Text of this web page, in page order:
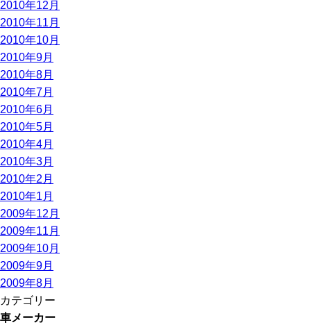
2010年12月
2010年11月
2010年10月
2010年9月
2010年8月
2010年7月
2010年6月
2010年5月
2010年4月
2010年3月
2010年2月
2010年1月
2009年12月
2009年11月
2009年10月
2009年9月
2009年8月
カテゴリー
車メーカー